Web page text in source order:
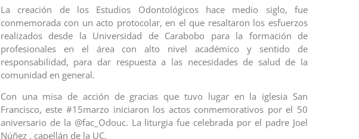
La creación de los Estudios Odontológicos hace medio siglo, fue
conmemorada con un acto protocolar, en el que resaltaron los esfuerzos
realizados desde la Universidad de Carabobo para la formación de
profesionales en el área con alto nivel académico y sentido de
responsabilidad, para dar respuesta a las necesidades de salud de la
comunidad en general.
Con una misa de acción de gracias que tuvo lugar en la iglesia San
Francisco, este #15marzo iniciaron los actos conmemorativos por el 50
aniversario de la @fac_Odouc. La liturgia fue celebrada por el padre Joel
Núñez , capellán de la UC.